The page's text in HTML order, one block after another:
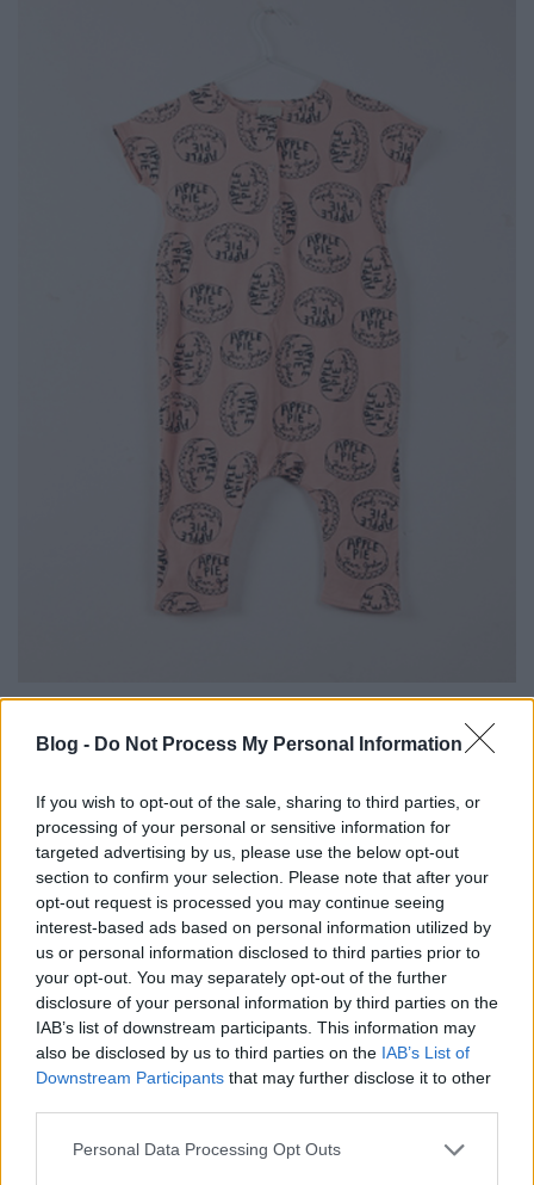
Blog - Do Not Process My Personal Information
If you wish to opt-out of the sale, sharing to third parties, or
processing of your personal or sensitive information for
targeted advertising by us, please use the below opt-out
section to confirm your selection. Please note that after your
opt-out request is processed you may continue seeing
interest-based ads based on personal information utilized by
us or personal information disclosed to third parties prior to
your opt-out. You may separately opt-out of the further
disclosure of your personal information by third parties on the
IAB’s list of downstream participants. This information may
also be disclosed by us to third parties on the IAB’s List of
Downstream Participants that may further disclose it to other
Please note that this website/app uses one or more Google
Personal Data Processing Opt Outs